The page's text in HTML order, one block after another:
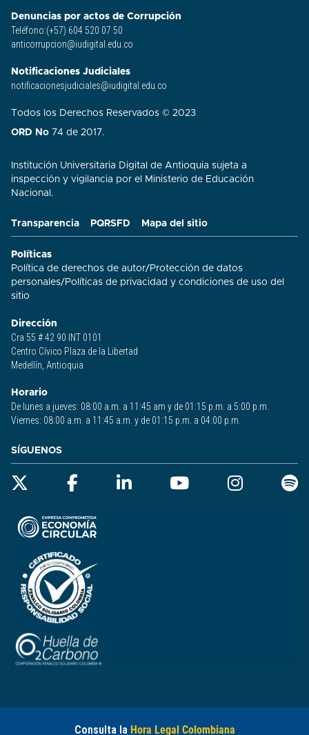
Transparencia PQRSFD Mapa del sitio
Políticas
Política de derechos de autor/ Protección de datos
personales/ Políticas de privacidad y condiciones de uso del
sitio​
Dirección
Cra 55 # 42 90 INT 0101
Centro Cívico Plaza de la Libertad
Medellín, Antioquia
Horario
De lunes a jueves: 08:00 a.m. a 11:45 am y de 01:15 p.m. a 5:00 p.m.
Viernes: 08:00 a.m. a 11:45 a.m. y de 01:15 p.m. a 04:00 p.m.
Denuncias por actos de Corrupción
Teléfono:(+57) 604 520 07 50
anticorrupcion@iudigital.edu.co
Notificaciones Judiciales
notificacionesjudiciales@iudigital.edu.co
Todos los Derechos Reservados © 2023
ORD No 74 de 2017.
Institución Universitaria Digital de Antioquia sujeta a
inspección y vigilancia por el Ministerio de Educación
Nacional.
SÍGUENOS
Consulta la Hora Legal Colombiana